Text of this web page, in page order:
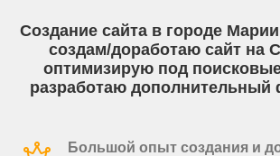
Создание сайта в городе
создам/доработаю сайт на
оптимизирую под
разработаю дополнительный
Большой опыт создания и